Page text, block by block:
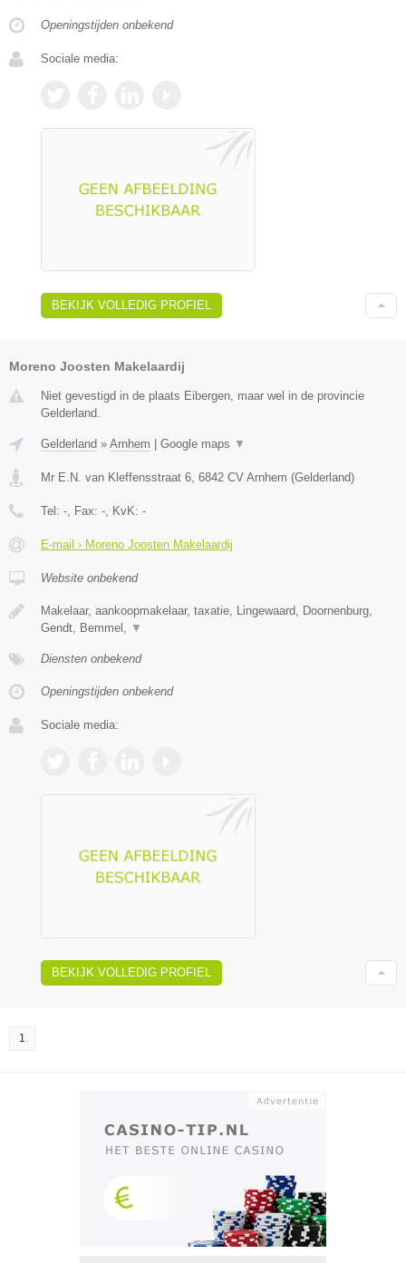
Openingstijden onbekend
Sociale media:
BEKIJK VOLLEDIG PROFIEL
Moreno Joosten Makelaardij
Niet gevestigd in de plaats Eibergen, maar wel in de provincie
Gelderland.
Gelderland » Arnhem Google maps ▼
Mr E.N. van Kleffensstraat 6, 6842 CV Arnhem (Gelderland)
Tel: -, Fax: -, KvK: -
E-mail › Moreno Joosten Makelaardij
Website onbekend
Makelaar, aankoopmakelaar, taxatie, Lingewaard, Doornenburg,
Gendt, Bemmel, ▼
Diensten onbekend
Openingstijden onbekend
Sociale media:
BEKIJK VOLLEDIG PROFIEL
1